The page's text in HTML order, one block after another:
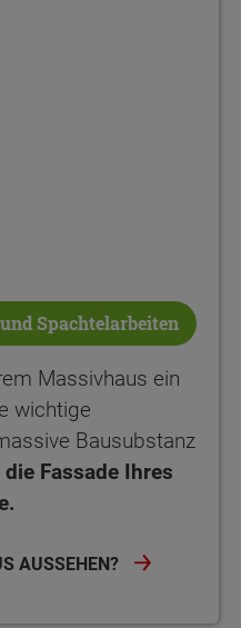
Spachtelarbeiten
Massivhaus ein
wichtige
Bausubstanz
Fassade Ihres
AUSSEHEN?